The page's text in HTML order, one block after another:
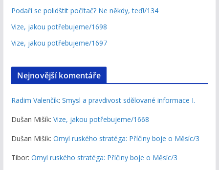
Podaří se polidštit počítač? Ne někdy, teď!/134
Vize, jakou potřebujeme/1698
Vize, jakou potřebujeme/1697
Nejnovější komentáře
Radim Valenčík: Smysl a pravdivost sdělované informace I.
Dušan Mišík: Vize, jakou potřebujeme/1668
Dušan Mišík: Omyl ruského stratéga: Příčiny boje o Měsíc/3
Tibor: Omyl ruského stratéga: Příčiny boje o Měsíc/3